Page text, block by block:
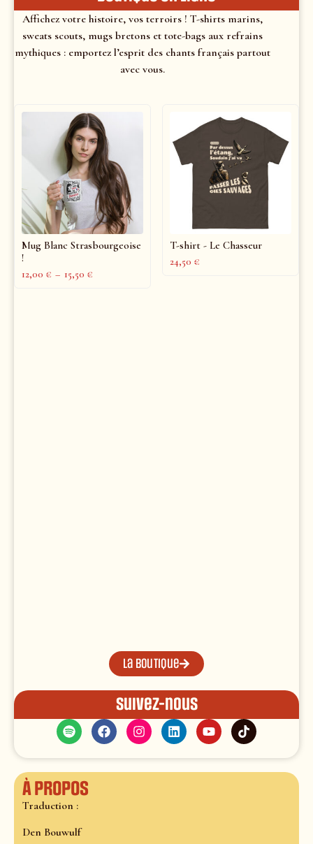
Affichez votre histoire, vos terroirs ! T-shirts marins,
sweats scouts, mugs bretons et tote-bags aux refrains
mythiques : emportez l’esprit des chants français partout
avec vous.
Mug Blanc Strasbourgeoise
!
12,00 € – 15,50 €
T-shirt - Le Chasseur
24,50 €
La boutique
Suivez-nous
À propos
Traduction :
Den Bouwulf